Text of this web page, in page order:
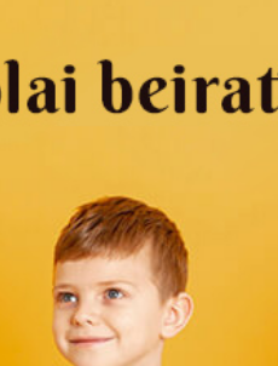
Továbbképzés az AISB-ben